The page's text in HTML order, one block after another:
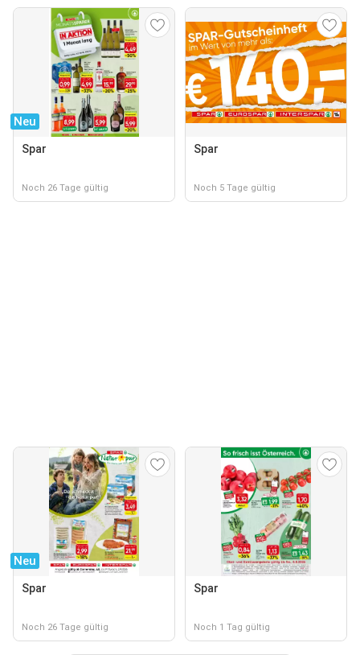
Neu
Spar
Noch 26 Tage gültig
Spar
Noch 5 Tage gültig
Neu
Spar
Noch 26 Tage gültig
Spar
Noch 1 Tag gültig